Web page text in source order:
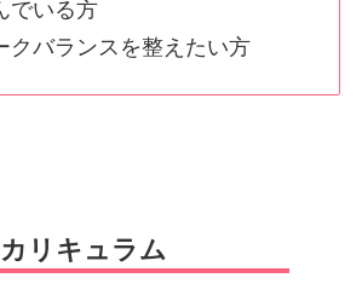
でいる方
クバランスを整えたい方
リキュラム